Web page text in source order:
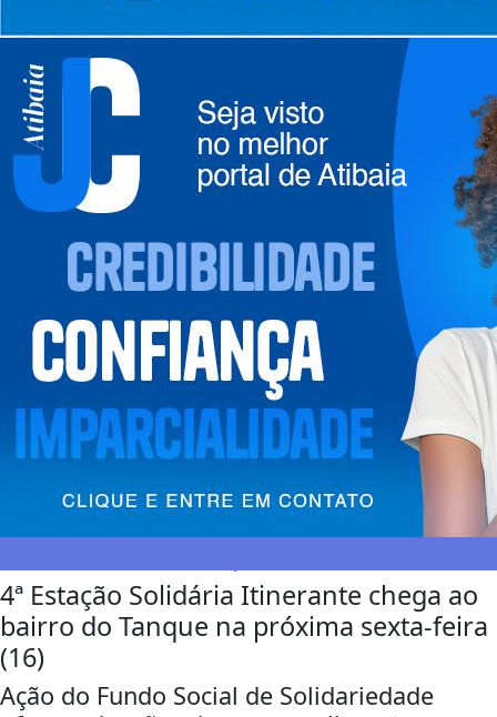
4ª Estação Solidária Itinerante chega ao
bairro do Tanque na próxima sexta-feira
(16)
Ação do Fundo Social de Solidariedade